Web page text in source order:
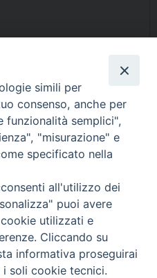
per via delle tuepreferenze
COPYRIGHT © 2022
simili per
consenso, anche per
funzionalità semplici",
"misurazione" e
specificato nella
all'utilizzo dei
puoi avere
utilizzati e
Cliccando su
informativa proseguirai
i soli cookie tecnici.